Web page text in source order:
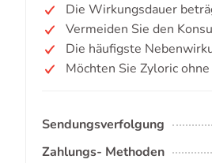
Die Wirkungsdauer
Vermeiden Sie den
Die häufigste
Möchten Sie Zyloric
Sendungsverfolgung
Zahlungs- Methoden